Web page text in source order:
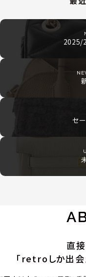
2025/
セ
直
「retroしか出会